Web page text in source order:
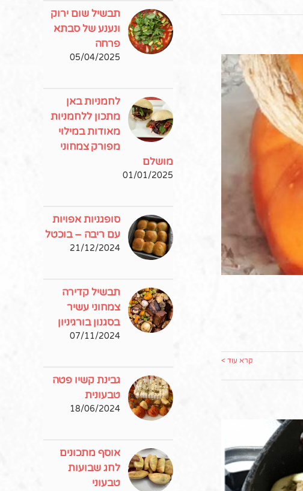
קרא עוד >
תבשיל שום ירוק
ונענע של סבתא
פרחה
05/04/2025
לחמניות באן
מתכון ללחמניות
מאודות במילוי
מפורק צמחוני
מושלם
01/01/2025
סופגניות אפויות
עם ריבה – בוכטל
21/12/2024
תבשיל קדירה
צמחוני עשיר
בסגנון בורגיניון
07/11/2024
גבינת קשיו פטה
טבעונית
18/06/2024
אוסף מתכונים
לחג שבועות
טבעוני